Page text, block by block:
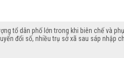
tổ dân phố lớn trong khi biên chế và
đổi số, nhiều trụ sở xã sau sáp nhập